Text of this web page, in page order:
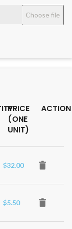
Choose file
PRICE
(ONE
UNIT)
ACTION
$32.00
$5.50